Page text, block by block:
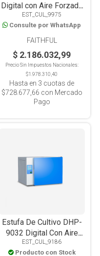
Digital con Aire Forzado
de precision 45L
EST_CUL_9975
Consulte por WhatsApp
FAITHFUL
$ 2.186.032,99
Precio Sin Impuestos Nacionales:
$1.978.310,40
Hasta en 3 cuotas de
$728.677,66 con Mercado
Pago
Estufa De Cultivo DHP-
9032 Digital Con Aire
forzado, 35L
EST_CUL_9186
Producto con Stock